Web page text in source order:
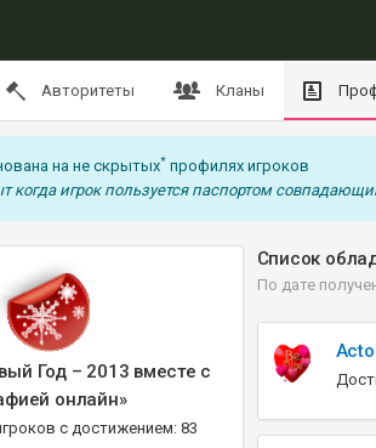
Авторитеты Кланы
на не скрытых* профилях игроков
когда игрок пользуется паспортом
Год – 2013 вместе с
онлайн»
с достижением: 83
Список
По дате